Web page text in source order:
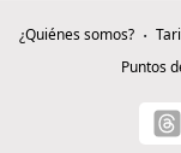
¿Quiénes somos?
Puntos